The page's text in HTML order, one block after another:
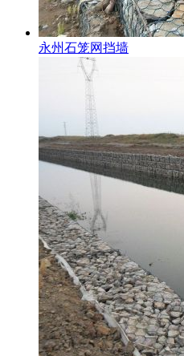
永州石笼网挡墙